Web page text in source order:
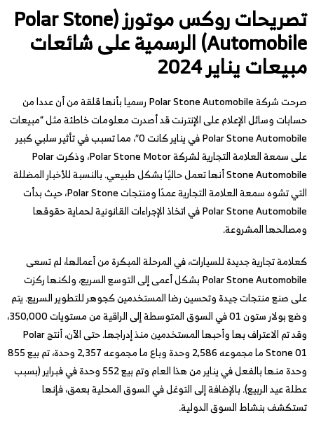
تصريحات روكس موتورز (Polar Stone
Automobile) الرسمية على شائعات
مبيعات يناير 2024
صرحت شركة Polar Stone Automobile رسميا بأنها قلقة من أن عددا من
حسابات وسائل الإعلام على الإنترنت قد أصدرت معلومات خاطئة مثل “مبيعات
Polar Stone Automobile في يناير كانت 0″، مما تسبب في تأثير سلبي كبير
على سمعة العلامة التجارية لشركة Polar Stone Motor، وذكرت Polar
Stone Automobile أنها تعمل حاليًا بشكل طبيعي. بالنسبة للأخبار المضللة
التي تشوه سمعة العلامة التجارية عمدًا ومنتجات Polar Stone، حيث بدأت
Polar Stone Automobile في اتخاذ الإجراءات القانونية لحماية حقوقها
ومصالحها المشروعة.
كعلامة تجارية جديدة للسيارات، في المرحلة المبكرة من أعمالها، لم تسعى
Polar Stone Automobile بشكل أعمى إلى التوسع السريع، ولكنها ركزت
على صنع منتجات جيدة وتحسين رضا المستخدمين كجوهر للتطوير السريع. يتم
وضع بولار ستون 01 في السوق المتوسطة إلى الراقية من مستويات 350,000،
وقد تم الاعتراف بها وأحبها المستخدمين منذ إدراجها. حتى الآن، أنتج Polar
Stone 01 ما مجموعه 2,586 وحدة وباع ما مجموعه 2,357 وحدة، تم بيع 855
وحدة منها بالفعل في يناير من هذا العام وتم بيع 552 وحدة في فبراير (بسبب
عطلة عيد الربيع). بالإضافة إلى التوغل في السوق المحلية بعمق، فإنها
تستكشف بنشاط السوق الدولية.